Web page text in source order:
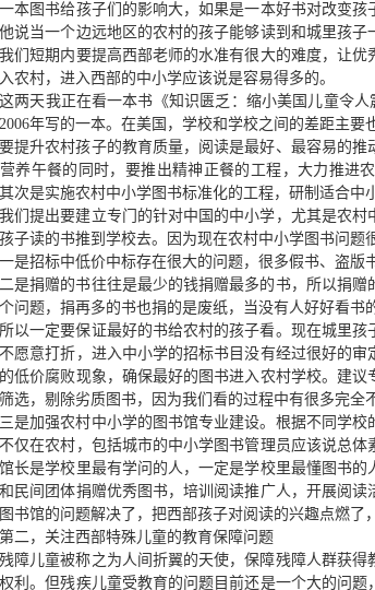
本图书给孩子们的影响大，如果是一本好书对改变
说当一个边远地区的农村的孩子能够读到和城里孩
我们短期内要提高西部老师的水准有很大的难度，让
农村，进入西部的中小学应该说是容易得多的。
这两天我正在看一本书《知识匮乏：缩小美国儿童令
年写的一本。在美国，学校和学校之间的差距主要
要提升农村孩子的教育质量，阅读是最好、最容易的
养午餐的同时，要推出精神正餐的工程，大力推进
次是实施农村中小学图书标准化的工程，研制适合中
我们提出要建立专门的针对中国的中小学，尤其是农
子读的书推到学校去。因为现在农村中小学图书问题
一是招标中低价中标存在很大的问题，很多假书、盗版
二是捐赠的书往往是最少的钱捐赠最多的书，所以捐
问题，捐再多的书也捐的是废纸，当没有人好好看书
所以一定要保证最好的书给农村的孩子看。现在城里
愿意打折，进入中小学的招标书目没有经过很好的
低价腐败现象，确保最好的图书进入农村学校。建
选，剔除劣质图书，因为我们看的过程中有很多完全
三是加强农村中小学的图书馆专业建设。根据不同学
仅在农村，包括城市的中小学图书管理员应该说总
长是学校里最有学问的人，一定是学校里最懂图书
民间团体捐赠优秀图书，培训阅读推广人，开展阅
书馆的问题解决了，把西部孩子对阅读的兴趣点燃了
第二，关注西部特殊儿童的教育保障问题
残障儿童被称之为人间折翼的天使，保障残障人群获
利。但残疾儿童受教育的问题目前还是一个大的问